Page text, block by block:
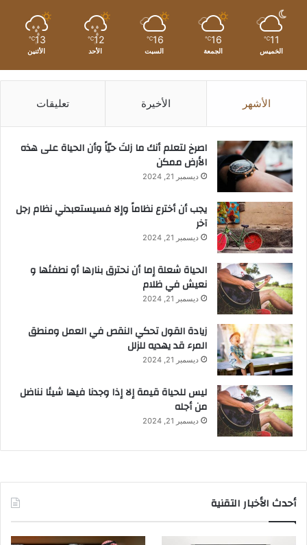
11
℃
الخميس
16
℃
الجمعة
16
℃
السبت
12
℃
الأحد
13
℃
الأثنين
الأشهر الأخيرة تعليقات
‫اصرخ لتعلم أنك ما زلتَ حيّاً وأن الحياة على هذه
الأرض ممكن
ديسمبر 21, 2024
يجب أن أخترع نظاماً وإلا فسيستعبدني نظام رجل
آخر
ديسمبر 21, 2024
الحياة شعلة إما أن نحترق بنارها أو نطفئها و
نعيش في ظلام
ديسمبر 21, 2024
زيادة القول تحكي النقص في العمل ومنطق
المرء قد يهديه للزلل
ديسمبر 21, 2024
ليس للحياة قيمة إلا إذا وجدنا فيها شيئا نناضل
من أجله
ديسمبر 21, 2024
أحدث الأخبار التقنية